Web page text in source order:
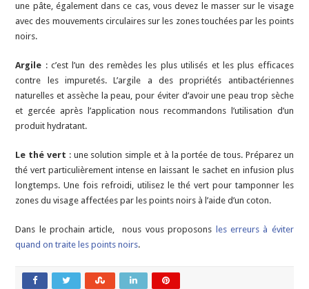
une pâte, également dans ce cas, vous devez le masser sur le visage
avec des mouvements circulaires sur les zones touchées par les points
noirs.
Argile : c’est l’un des remèdes les plus utilisés et les plus efficaces
contre les impuretés. L’argile a des propriétés antibactériennes
naturelles et assèche la peau, pour éviter d’avoir une peau trop sèche
et gercée après l’application nous recommandons l’utilisation d’un
produit hydratant.
Le thé vert : une solution simple et à la portée de tous. Préparez un
thé vert particulièrement intense en laissant le sachet en infusion plus
longtemps. Une fois refroidi, utilisez le thé vert pour tamponner les
zones du visage affectées par les points noirs à l’aide d’un coton.
Dans le prochain article, nous vous proposons les erreurs à éviter
quand on traite les points noirs.